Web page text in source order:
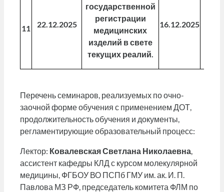
11 22.12.2025
государственной
регистрации
медицинских
изделий в свете
текущих реалий.
16.12.2025
Перечень семинаров, реализуемых по очно-
заочной форме обучения с применением ДОТ,
продолжительность обучения и документы,
регламентирующие образовательный процесс:
Лектор: Ковалевская Светлана Николаевна,
ассистент кафедры КЛД с курсом молекулярной
медицины, ФГБОУ ВО ПСПб ГМУ им. ак. И. П.
Павлова МЗ РФ, председатель комитета ФЛМ по